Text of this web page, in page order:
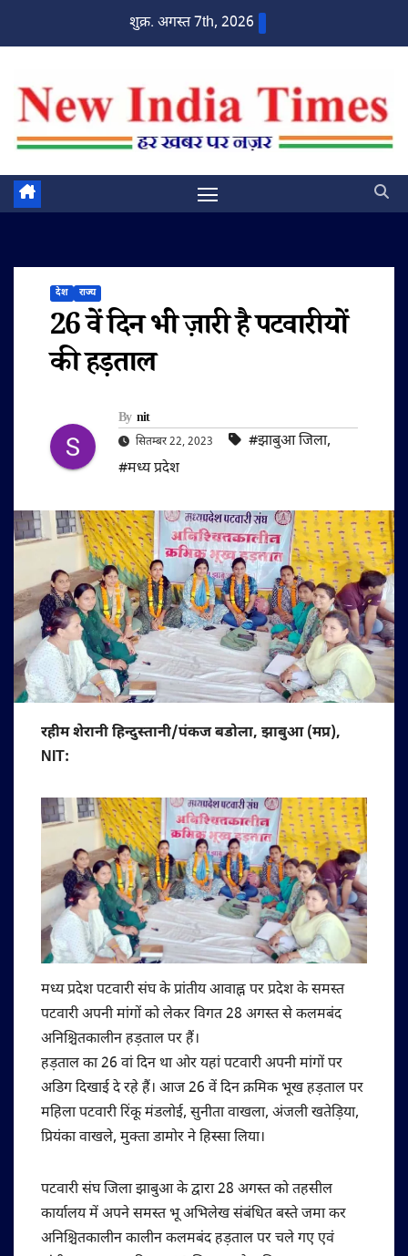
शुक्र. अगस्त 7th, 2026
देश राज्य
26 वें दिन भी ज़ारी है पटवारीयों
की हड़ताल
By nit
सितम्बर 22, 2023 #झाबुआ जिला,
#मध्य प्रदेश
रहीम शेरानी हिन्दुस्तानी/पंकज बडोला, झाबुआ (मप्र),
NIT:
मध्य प्रदेश पटवारी संघ के प्रांतीय आवाह्न पर प्रदेश के समस्त
पटवारी अपनी मांगों को लेकर विगत 28 अगस्त से कलमबंद
अनिश्चितकालीन हड़ताल पर हैं।
हड़ताल का 26 वां दिन था ओर यहां पटवारी अपनी मांगों पर
अडिग दिखाई दे रहे हैं। आज 26 वें दिन क्रमिक भूख हड़ताल पर
महिला पटवारी रिंकू मंडलोई, सुनीता वाखला, अंजली खतेड़िया,
प्रियंका वाखले, मुक्ता डामोर ने हिस्सा लिया।
पटवारी संघ जिला झाबुआ के द्वारा 28 अगस्त को तहसील
कार्यालय में अपने समस्त भू अभिलेख संबंधित बस्ते जमा कर
अनिश्चितकालीन कालीन कलमबंद हड़ताल पर चले गए एवं